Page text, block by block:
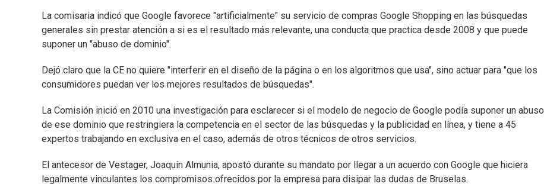
La comisaria indicó que Google favorece "artificialmente" su servicio de compras Google Shopping en las búsquedas
generales sin prestar atención a si es el resultado más relevante, una conducta que practica desde 2008 y que puede
suponer un "abuso de dominio".
Dejó claro que la CE no quiere "interferir en el diseño de la página o en los algoritmos que usa", sino actuar para "que los
consumidores puedan ver los mejores resultados de búsquedas".
La Comisión inició en 2010 una investigación para esclarecer si el modelo de negocio de Google podía suponer un abuso
de ese dominio que restringiera la competencia en el sector de las búsquedas y la publicidad en línea, y tiene a 45
expertos trabajando en exclusiva en el caso, además de otros técnicos de otros servicios.
El antecesor de Vestager, Joaquín Almunia, apostó durante su mandato por llegar a un acuerdo con Google que hiciera
legalmente vinculantes los compromisos ofrecidos por la empresa para disipar las dudas de Bruselas.